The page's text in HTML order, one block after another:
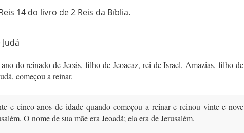
14 do livro de 2 Reis da Bíblia.
do reinado de Jeoás, filho de Jeoacaz, rei de Israel, Amazias, filho de
começou a reinar.
e cinco anos de idade quando começou a reinar e reinou vinte e nove
O nome de sua mãe era Jeoadã; ela era de Jerusalém.